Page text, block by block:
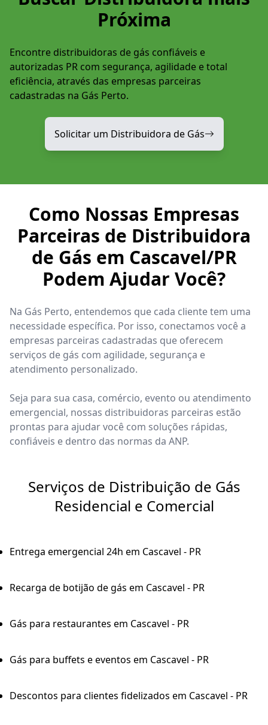
Próxima
Encontre distribuidoras de gás confiáveis e
autorizadas PR com segurança, agilidade e total
eficiência, através das empresas parceiras
cadastradas na Gás Perto.
Solicitar um Distribuidora de Gás
Como Nossas Empresas
Parceiras de Distribuidora
de Gás em Cascavel/PR
Podem Ajudar Você?
Na Gás Perto, entendemos que cada cliente tem uma
necessidade específica. Por isso, conectamos você a
empresas parceiras cadastradas que oferecem
serviços de gás com agilidade, segurança e
atendimento personalizado.
Seja para sua casa, comércio, evento ou atendimento
emergencial, nossas distribuidoras parceiras estão
prontas para ajudar você com soluções rápidas,
confiáveis e dentro das normas da ANP.
Serviços de Distribuição de Gás
Residencial e Comercial
Entrega emergencial 24h em Cascavel - PR
Recarga de botijão de gás em Cascavel - PR
Gás para restaurantes em Cascavel - PR
Gás para buffets e eventos em Cascavel - PR
Descontos para clientes fidelizados em Cascavel - PR